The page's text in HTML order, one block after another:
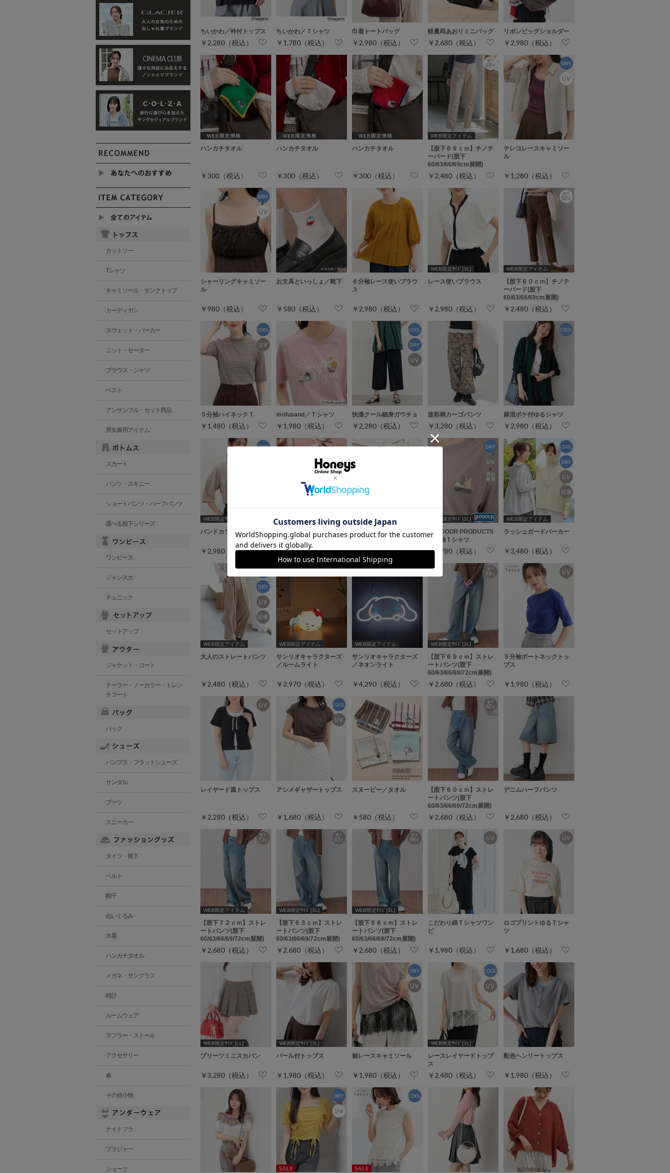
ちいかわ／衿付トップス
￥2,280（税込）
ちいかわ／Ｔシャツ
￥1,780（税込）
巾着トートバッグ
￥2,980（税込）
軽量両あおりミニバッグ
￥2,680（税込）
リボンビッグショルダー
￥2,980（税込）
ハンカチタオル
￥300（税込）
ハンカチタオル
￥300（税込）
ハンカチタオル
￥300（税込）
WEB限定アイテム
【股下６９ｃｍ】チノテ
ーパード(股下
60/63/66/69cm展開)
￥2,480（税込）
テレコレースキャミソー
ル
￥1,280（税込）
シャーリングキャミソー
ル
￥980（税込）
お文具といっしょ／靴下
￥580（税込）
６分袖レース使いブラウ
ス
￥2,980（税込）
WEB限定ｻｲｽﾞ[3L]
レース使いブラウス
￥2,980（税込）
WEB限定アイテム
【股下６０ｃｍ】チノテ
ーパード(股下
60/63/66/69cm展開)
￥2,480（税込）
５分袖ハイネックＴ
￥1,480（税込）
mofusand／Ｔシャツ
￥1,980（税込）
快適クール細身ガウチョ
￥2,280（税込）
迷彩柄カーゴパンツ
￥3,280（税込）
麻混ポケ付ゆるシャツ
￥2,980（税込）
WEB限定ｻｲｽﾞ[3L]
バンドカラーブラウス
￥2,980（税込）
【包みこむブラ】花×リボ
ン刺繍ブラセット
￥2,280（税込）
【包みこむブラ】スカラ
￥2,280（税込）
WEB限定ｻｲｽﾞ[3L]
OUTDOOR PRODUCTS
／半袖Ｔシャツ
￥1,780（税込）
WEB限定アイテム
ラッシュガードパーカー
￥3,480（税込）
WEB限定アイテム
大人のストレートパンツ
￥2,480（税込）
WEB限定アイテム
サンリオキャラクターズ
／ルームライト
￥2,970（税込）
WEB限定アイテム
サンリオキャラクターズ
／ネオンライト
￥4,290（税込）
WEB限定ｻｲｽﾞ[3L]
【股下６９ｃｍ】ストレ
ートパンツ(股下
60/63/66/69/72cm展開)
￥2,680（税込）
５分袖ボートネックトッ
プス
￥1,980（税込）
レイヤード風トップス
￥2,280（税込）
アシメギャザートップス
￥1,680（税込）
スヌーピー／タオル
￥580（税込）
【股下６０ｃｍ】ストレ
ートパンツ(股下
60/63/66/69/72cm展開)
￥2,680（税込）
デニムハーフパンツ
￥2,680（税込）
WEB限定アイテム
【股下７２ｃｍ】ストレ
ートパンツ(股下
60/63/66/69/72cm展開)
￥2,680（税込）
WEB限定ｻｲｽﾞ[3L]
【股下６３ｃｍ】ストレ
ートパンツ(股下
60/63/66/69/72cm展開)
￥2,680（税込）
WEB限定ｻｲｽﾞ[3L]
【股下６６ｃｍ】ストレ
ートパンツ(股下
60/63/66/69/72cm展開)
￥2,680（税込）
こだわり綿Ｔシャツワン
ピ
￥1,980（税込）
ロゴプリントゆるＴシャ
ツ
￥1,680（税込）
WEB限定ｻｲｽﾞ[LL]
プリーツミニスカパン
￥3,280（税込）
WEB限定ｻｲｽﾞ[3L]
パール付トップス
￥1,980（税込）
裾レースキャミソール
￥1,980（税込）
WEB限定ｻｲｽﾞ[3L]
レースレイヤードトップ
ス
￥2,480（税込）
配色ヘンリートップス
￥1,980（税込）
カットソー
Tシャツ
キャミソール・タンクトップ
カーディガン
スウェット・パーカー
ニット・セーター
ブラウス・シャツ
ベスト
アンサンブル・セット商品
男女兼用アイテム
スカート
パンツ・スキニー
ショートパンツ・ハーフパンツ
選べる股下シリーズ
ワンピース
ジャンスカ
チュニック
セットアップ
ジャケット・コート
テーラー・ノーカラー・トレン
チコート
バッグ
パンプス・フラットシューズ
サンダル
ブーツ
スニーカー
タイツ・靴下
ベルト
帽子
ぬいぐるみ
水着
ハンカチタオル
メガネ・サングラス
時計
ルームウェア
マフラー・ストール
アクセサリー
傘
その他小物
ナイトブラ
ブラジャー
ショーツ